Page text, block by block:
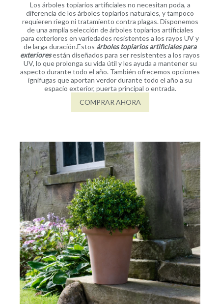
Los árboles topiarios artificiales no necesitan poda, a
diferencia de los árboles topiarios naturales, y tampoco
requieren riego ni tratamiento contra plagas. Disponemos
de una amplia selección de árboles topiarios artificiales
para exteriores en variedades resistentes a los rayos UV y
de larga duración.Estos árboles topiarios artificiales para
exterioresestán diseñados para ser resistentes a los rayos
UV, lo que prolonga su vida útil y les ayuda a mantener su
aspecto durante todo el año. También ofrecemos opciones
ignífugas que aportan verdor durante todo el año a su
espacio exterior, puerta principal o entrada.
COMPRAR AHORA